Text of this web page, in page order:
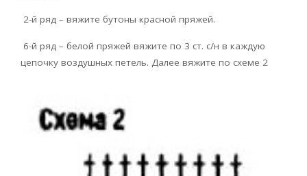
2-й ряд – вяжите бутоны красной пряжей.
6-й ряд – белой пряжей вяжите по 3 ст. с/н в каждую
цепочку воздушных петель. Далее вяжите по схеме 2